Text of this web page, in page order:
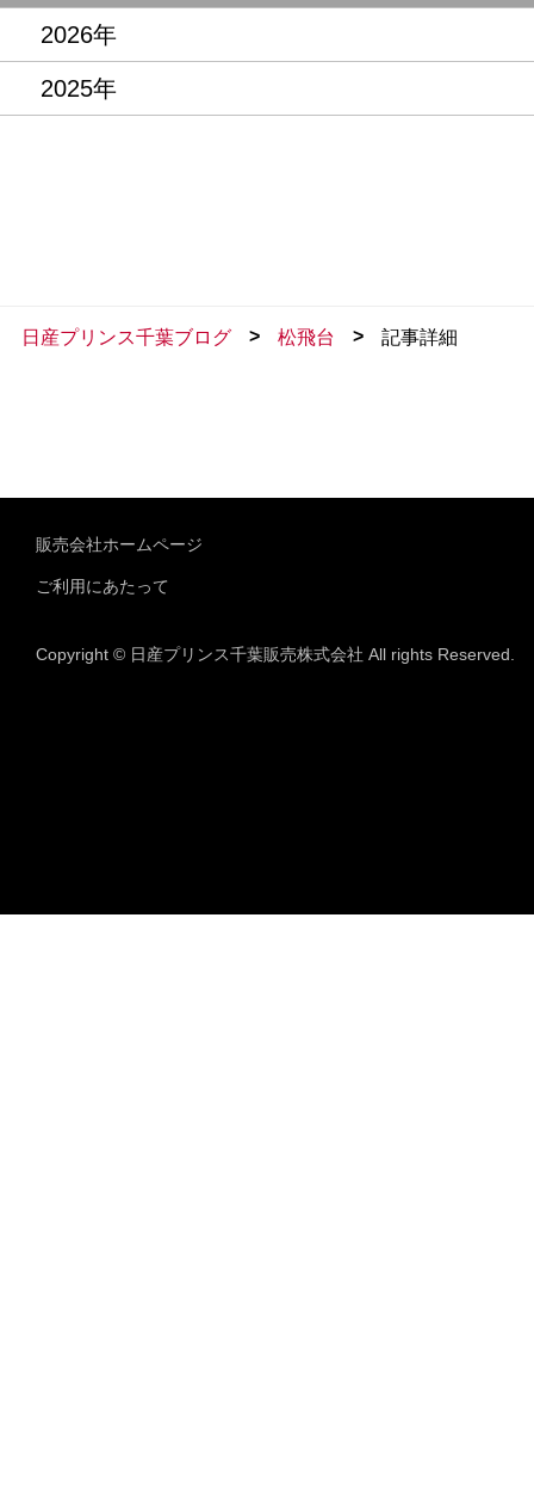
2026年
2025年
日産プリンス千葉ブログ > 松飛台 > 記事詳細
販売会社ホームページ
ご利用にあたって
Copyright © 日産プリンス千葉販売株式会社 All rights Reserved.